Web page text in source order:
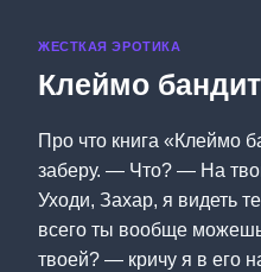
ЖЕСТКАЯ ЭРОТИКА
Клеймо
Про что книга «Клеймо
заберу. — Что? — На
Уходи, Захар, я видеть
всего ты вообще
твоей? — кричу я в его